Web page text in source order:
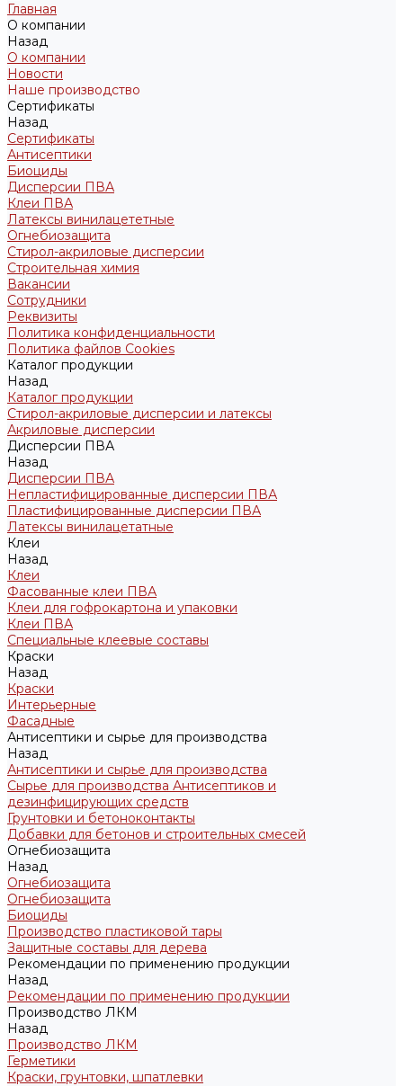
Главная
О компании
Назад
О компании
Новости
Наше производство
Сертификаты
Назад
Сертификаты
Антисептики
Биоциды
Дисперсии ПВА
Клеи ПВА
Латексы винилацететные
Огнебиозащита
Стирол-акриловые дисперсии
Строительная химия
Вакансии
Сотрудники
Реквизиты
Политика конфиденциальности
Политика файлов Cookies
Каталог продукции
Назад
Каталог продукции
Стирол-акриловые дисперсии и латексы
Акриловые дисперсии
Дисперсии ПВА
Назад
Дисперсии ПВА
Непластифицированные дисперсии ПВА
Пластифицированные дисперсии ПВА
Латексы винилацетатные
Клеи
Назад
Клеи
Фасованные клеи ПВА
Клеи для гофрокартона и упаковки
Клеи ПВА
Специальные клеевые составы
Краски
Назад
Краски
Интерьерные
Фасадные
Антисептики и сырье для производства
Назад
Антисептики и сырье для производства
Сырье для производства Антисептиков и
дезинфицирующих средств
Грунтовки и бетоноконтакты
Добавки для бетонов и строительных смесей
Огнебиозащита
Назад
Огнебиозащита
Огнебиозащита
Биоциды
Производство пластиковой тары
Защитные составы для дерева
Рекомендации по применению продукции
Назад
Рекомендации по применению продукции
Производство ЛКМ
Назад
Производство ЛКМ
Герметики
Краски, грунтовки, шпатлевки